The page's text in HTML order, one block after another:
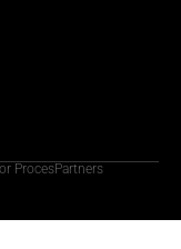
ProcesPartners